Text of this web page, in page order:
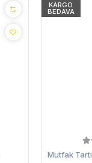
KARGO
BEDAVA
Mutfak